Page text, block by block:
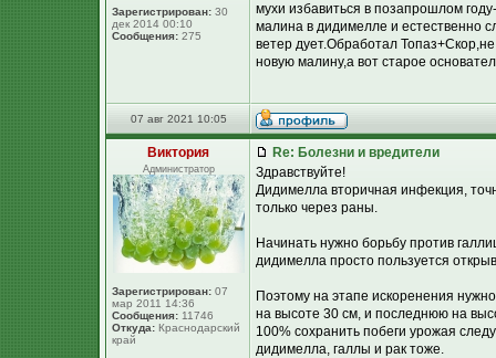
Зарегистрирован: 30
дек 2014 00:10
Сообщения: 275
мухи избавиться в позапрошлом
малина в дидимелле и естественно
ветер дует.Обработал
новую малину,а вот старое
07 авг 2021 10:05
Виктория
Администратор
Зарегистрирован: 07
мар 2011 14:36
Сообщения: 11746
Откуда: Краснодарский
край
Re: Болезни и вредители
Здравствуйте!
Дидимелла вторичная инфекция,
только через раны.
Начинать нужно борьбу против
дидимелла просто пользуется
Поэтому на этапе искоренения
на высоте 30 см, и последнюю на
100% сохранить побеги урожая
дидимелла, галлы и рак тоже.